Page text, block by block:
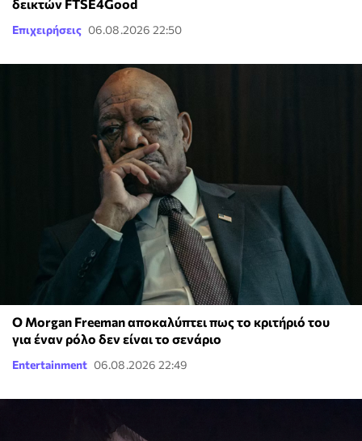
δεικτών FTSE4Good
Επιχειρήσεις 06.08.2026 22:50
Ο Morgan Freeman αποκαλύπτει πως το κριτήριό του
για έναν ρόλο δεν είναι το σενάριο
Entertainment 06.08.2026 22:49